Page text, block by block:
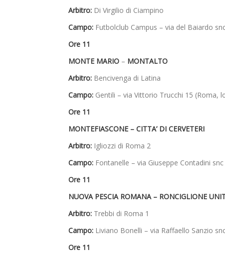
Arbitro: Di Virgilio di Ciampino
Campo: Futbolclub Campus – via del Baiardo
Ore 11
MONTE MARIO – MONTALTO
Arbitro: Bencivenga di Latina
Campo: Gentili – via Vittorio Trucchi 15 (Roma,
Ore 11
MONTEFIASCONE – CITTA’ DI CERVETERI
Arbitro: Igliozzi di Roma 2
Campo: Fontanelle – via Giuseppe Contadini
Ore 11
NUOVA PESCIA ROMANA – RONCIGLIONE
Arbitro: Trebbi di Roma 1
Campo: Liviano Bonelli – via Raffaello Sanzio
Ore 11